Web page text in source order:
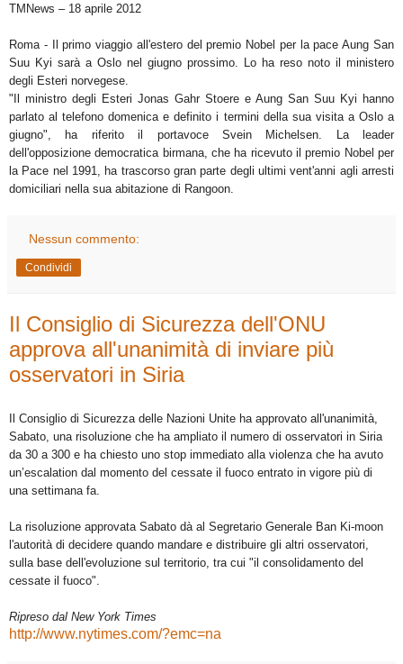
TMNews – 18 aprile 2012
Roma - Il primo viaggio all'estero del premio Nobel per la pace Aung San
Suu Kyi sarà a Oslo nel giugno prossimo. Lo ha reso noto il ministero
degli Esteri norvegese.
"Il ministro degli Esteri Jonas Gahr Stoere e Aung San Suu Kyi hanno
parlato al telefono domenica e definito i termini della sua visita a Oslo a
giugno", ha riferito il portavoce Svein Michelsen. La leader
dell'opposizione democratica birmana, che ha ricevuto il premio Nobel per
la Pace nel 1991, ha trascorso gran parte degli ultimi vent'anni agli arresti
domiciliari nella sua abitazione di Rangoon.
Nessun commento:
Condividi
Il Consiglio di Sicurezza dell'ONU
approva all'unanimità di inviare più
osservatori in Siria
Il Consiglio di Sicurezza delle Nazioni Unite ha approvato all'unanimità,
Sabato, una risoluzione che ha ampliato il numero di osservatori in Siria
da 30 a 300 e ha chiesto uno stop immediato alla violenza che ha avuto
un’escalation dal momento del cessate il fuoco entrato in vigore più di
una settimana fa.
La risoluzione approvata Sabato dà al Segretario Generale Ban Ki-moon
l'autorità di decidere quando mandare e distribuire gli altri osservatori
sulla base dell'evoluzione sul territorio, tra cui "il consolidamento del
cessate il fuoco".
Ripreso dal New York Times
http://www.nytimes.com/?emc=na